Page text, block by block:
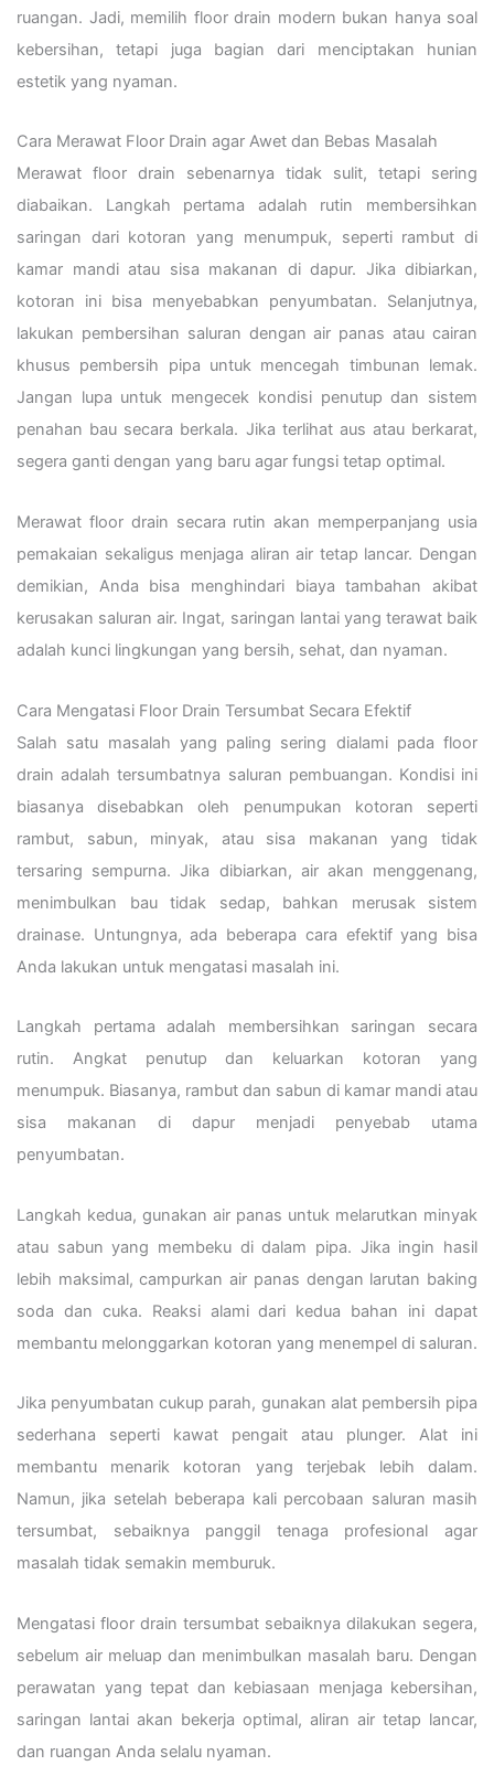
ruangan. Jadi, memilih floor drain modern bukan hanya soal
kebersihan, tetapi juga bagian dari menciptakan hunian
estetik yang nyaman.
Cara Merawat Floor Drain agar Awet dan Bebas Masalah
Merawat floor drain sebenarnya tidak sulit, tetapi sering
diabaikan. Langkah pertama adalah rutin membersihkan
saringan dari kotoran yang menumpuk, seperti rambut di
kamar mandi atau sisa makanan di dapur. Jika dibiarkan,
kotoran ini bisa menyebabkan penyumbatan. Selanjutnya,
lakukan pembersihan saluran dengan air panas atau cairan
khusus pembersih pipa untuk mencegah timbunan lemak.
Jangan lupa untuk mengecek kondisi penutup dan sistem
penahan bau secara berkala. Jika terlihat aus atau berkarat,
segera ganti dengan yang baru agar fungsi tetap optimal.
Merawat floor drain secara rutin akan memperpanjang usia
pemakaian sekaligus menjaga aliran air tetap lancar. Dengan
demikian, Anda bisa menghindari biaya tambahan akibat
kerusakan saluran air. Ingat, saringan lantai yang terawat baik
adalah kunci lingkungan yang bersih, sehat, dan nyaman.
Cara Mengatasi Floor Drain Tersumbat Secara Efektif
Salah satu masalah yang paling sering dialami pada floor
drain adalah tersumbatnya saluran pembuangan. Kondisi ini
biasanya disebabkan oleh penumpukan kotoran seperti
rambut, sabun, minyak, atau sisa makanan yang tidak
tersaring sempurna. Jika dibiarkan, air akan menggenang,
menimbulkan bau tidak sedap, bahkan merusak sistem
drainase. Untungnya, ada beberapa cara efektif yang bisa
Anda lakukan untuk mengatasi masalah ini.
Langkah pertama adalah membersihkan saringan secara
rutin. Angkat penutup dan keluarkan kotoran yang
menumpuk. Biasanya, rambut dan sabun di kamar mandi atau
sisa makanan di dapur menjadi penyebab utama
penyumbatan.
Langkah kedua, gunakan air panas untuk melarutkan minyak
atau sabun yang membeku di dalam pipa. Jika ingin hasil
lebih maksimal, campurkan air panas dengan larutan baking
soda dan cuka. Reaksi alami dari kedua bahan ini dapat
membantu melonggarkan kotoran yang menempel di saluran.
Jika penyumbatan cukup parah, gunakan alat pembersih pipa
sederhana seperti kawat pengait atau plunger. Alat ini
membantu menarik kotoran yang terjebak lebih dalam.
Namun, jika setelah beberapa kali percobaan saluran masih
tersumbat, sebaiknya panggil tenaga profesional agar
masalah tidak semakin memburuk.
Mengatasi floor drain tersumbat sebaiknya dilakukan segera,
sebelum air meluap dan menimbulkan masalah baru. Dengan
perawatan yang tepat dan kebiasaan menjaga kebersihan,
saringan lantai akan bekerja optimal, aliran air tetap lancar,
dan ruangan Anda selalu nyaman.